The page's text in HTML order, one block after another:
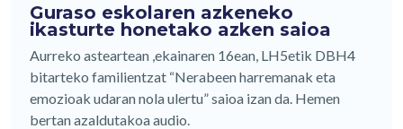
Guraso eskolaren azkeneko
ikasturte honetako azken saioa
Aurreko asteartean ,ekainaren 16ean, LH5etik DBH4
bitarteko familientzat “Nerabeen harremanak eta
emozioak udaran nola ulertu” saioa izan da. Hemen
bertan azaldutakoa audio.